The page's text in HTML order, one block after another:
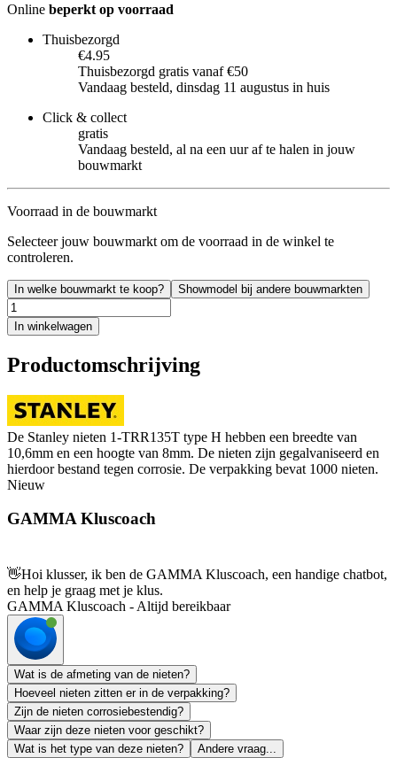
Online beperkt op voorraad
Thuisbezorgd
€4.95
Thuisbezorgd gratis vanaf €50
Vandaag besteld, dinsdag 11 augustus in huis
Click & collect
gratis
Vandaag besteld, al na een uur af te halen in jouw
bouwmarkt
Voorraad in de bouwmarkt
Selecteer jouw bouwmarkt om de voorraad in de winkel te
controleren.
In welke bouwmarkt te koop? Showmodel bij andere bouwmarkten
In winkelwagen
Productomschrijving
De Stanley nieten 1-TRR135T type H hebben een breedte van
10,6mm en een hoogte van 8mm. De nieten zijn gegalvaniseerd en
hierdoor bestand tegen corrosie. De verpakking bevat 1000 nieten.
Nieuw
GAMMA Kluscoach
👋Hoi klusser, ik ben de GAMMA Kluscoach, een handige chatbot,
en help je graag met je klus.
GAMMA Kluscoach - Altijd bereikbaar
Wat is de afmeting van de nieten?
Hoeveel nieten zitten er in de verpakking?
Zijn de nieten corrosiebestendig?
Waar zijn deze nieten voor geschikt?
Wat is het type van deze nieten?
Andere vraag...